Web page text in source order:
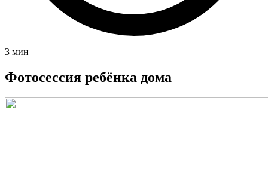
3 мин
Фотосессия ребёнка дома